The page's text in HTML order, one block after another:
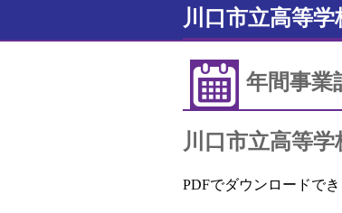
川口市立高等学
年間事業
川口市立高等
PDFでダウンロードでき